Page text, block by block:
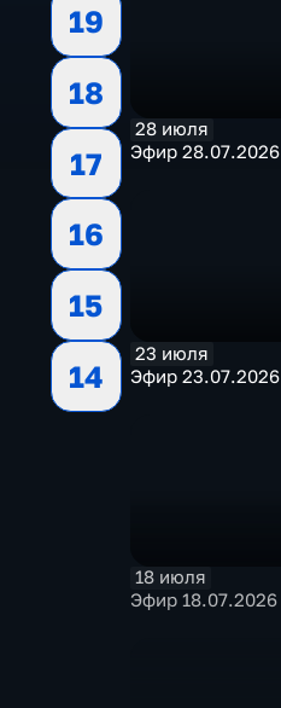
19
18
17
16
15
14
28 июля
Эфир 28.07.2026
23 июля
Эфир 23.07.2026
18 июля
Эфир 18.07.2026